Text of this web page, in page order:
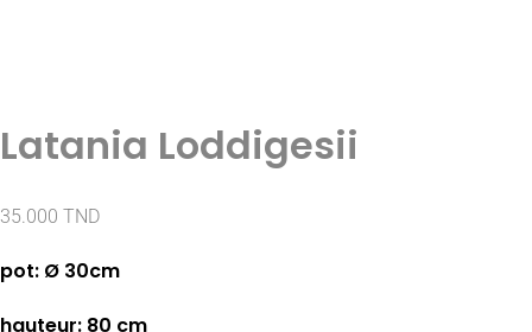
Latania Loddigesii
35.000 TND
pot: Ø 30cm
hauteur: 80 cm